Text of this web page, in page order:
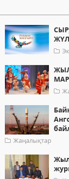
ЖЫЛ
Жаңалықтар